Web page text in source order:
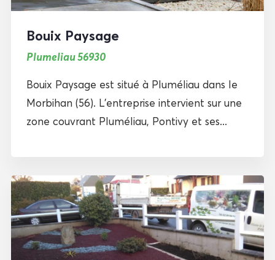
Bouix Paysage
Plumeliau 56930
Bouix Paysage est situé à Pluméliau dans le
Morbihan (56). L’entreprise intervient sur une
zone couvrant Pluméliau, Pontivy et ses...